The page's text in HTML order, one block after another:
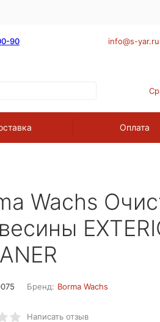
90 info@s-yar.ru
Оплата
Wachs
Бренд: Borma Wachs
Написать отзыв